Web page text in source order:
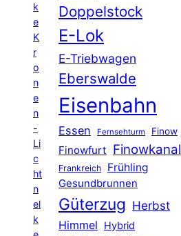
k
e
K
r
o
n
e
n
-
Li
c
ht
n
el
k
Doppelstock
E-Lok
E-Triebwagen
Eberswalde
Eisenbahn
Essen Fernsehturm Finow
Finowfurt Finowkanal
Frankreich Frühling
Gesundbrunnen
Güterzug Herbst
Himmel
Hybrid